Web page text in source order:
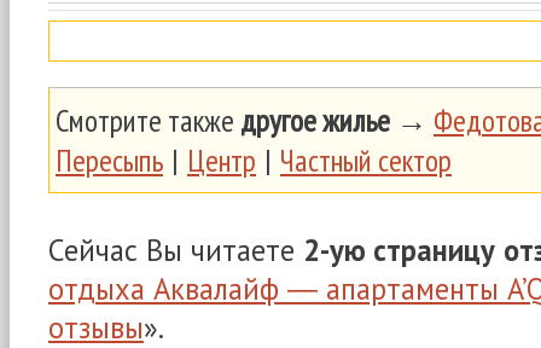
Смотрите также другое жилье →
Пересыпь | Центр | Частный сектор
Сейчас Вы читаете 2-ую страницу
отдыха Аквалайф ― апартаменты
отзывы».